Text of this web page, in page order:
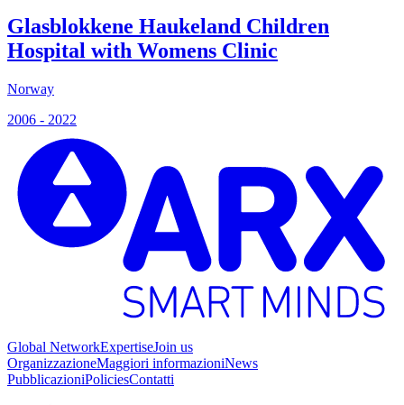
Glasblokkene Haukeland Children
Hospital with Womens Clinic
Norway
2006 - 2022
Global NetworkExpertiseJoin us
OrganizzazioneMaggiori informazioniNews
PubblicazioniPoliciesContatti